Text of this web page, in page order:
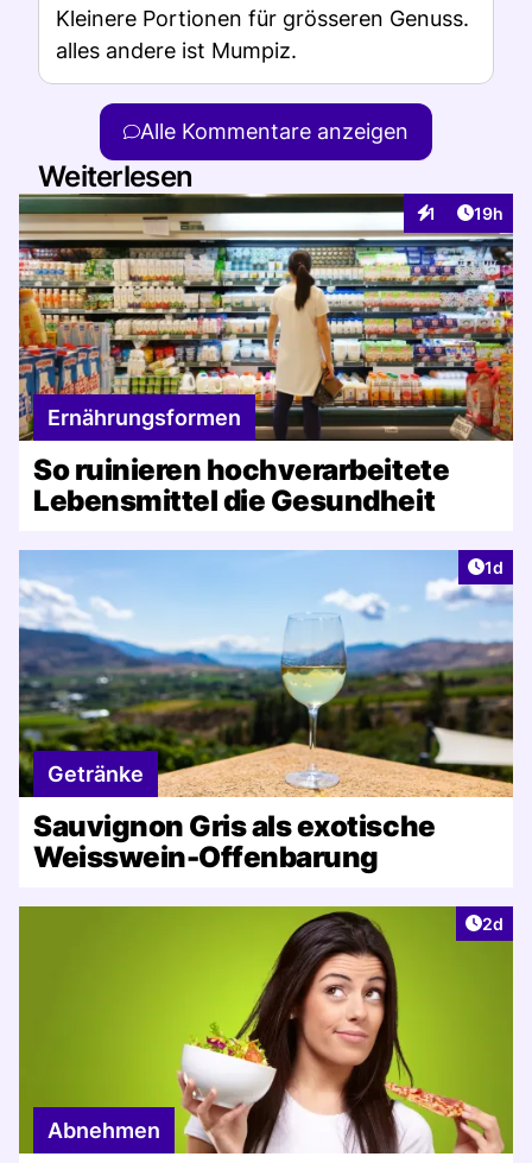
Kleinere Portionen für grösseren Genuss.
alles andere ist Mumpiz.
Alle Kommentare anzeigen
Weiterlesen
1
Interaktionen
Artikel
19h
Ernährungsformen
So ruinieren hochverarbeitete
Lebensmittel die Gesundheit
1d
Getränke
Sauvignon Gris als exotische
Weisswein-Offenbarung
2d
Abnehmen